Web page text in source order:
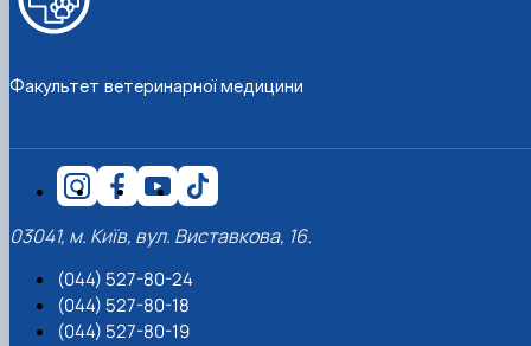
Факультет ветеринарної медицини
03041, м. Київ, вул. Виставкова, 16.
(044) 527-80-24
(044) 527-80-18
(044) 527-80-19